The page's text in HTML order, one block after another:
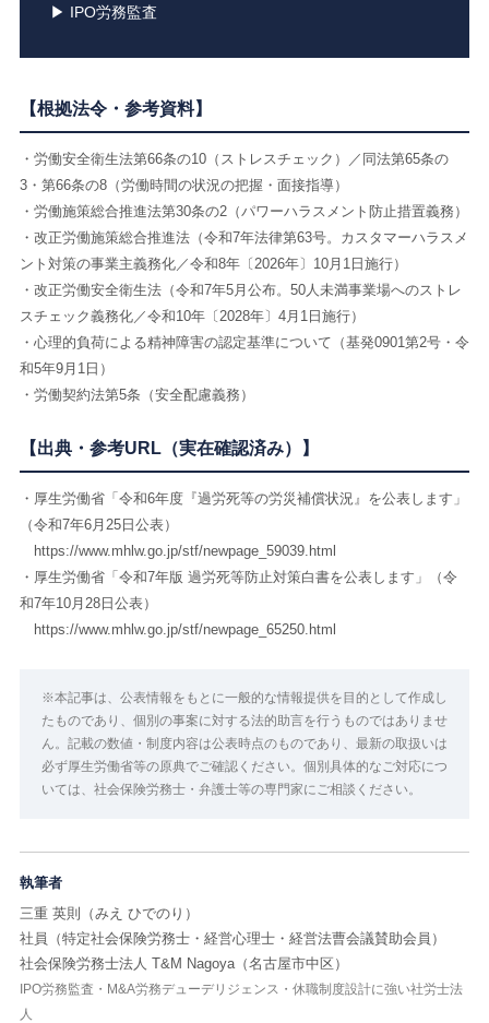
▶ IPO労務監査
【根拠法令・参考資料】
・労働安全衛生法第66条の10（ストレスチェック）／同法第65条の
3・第66条の8（労働時間の状況の把握・面接指導）
・労働施策総合推進法第30条の2（パワーハラスメント防止措置義務）
・改正労働施策総合推進法（令和7年法律第63号。カスタマーハラスメ
ント対策の事業主義務化／令和8年〔2026年〕10月1日施行）
・改正労働安全衛生法（令和7年5月公布。50人未満事業場へのストレ
スチェック義務化／令和10年〔2028年〕4月1日施行）
・心理的負荷による精神障害の認定基準について（基発0901第2号・令
和5年9月1日）
・労働契約法第5条（安全配慮義務）
【出典・参考URL（実在確認済み）】
・厚生労働省「令和6年度『過労死等の労災補償状況』を公表します」
（令和7年6月25日公表）
https://www.mhlw.go.jp/stf/newpage_59039.html
・厚生労働省「令和7年版 過労死等防止対策白書を公表します」（令
和7年10月28日公表）
https://www.mhlw.go.jp/stf/newpage_65250.html
※本記事は、公表情報をもとに一般的な情報提供を目的として作成し
たものであり、個別の事案に対する法的助言を行うものではありませ
ん。記載の数値・制度内容は公表時点のものであり、最新の取扱いは
必ず厚生労働省等の原典でご確認ください。個別具体的なご対応につ
いては、社会保険労務士・弁護士等の専門家にご相談ください。
執筆者
三重 英則（みえ ひでのり）
社員（特定社会保険労務士・経営心理士・経営法曹会議賛助会員）
社会保険労務士法人 T&M Nagoya（名古屋市中区）
IPO労務監査・M&A労務デューデリジェンス・休職制度設計に強い社労士法
人